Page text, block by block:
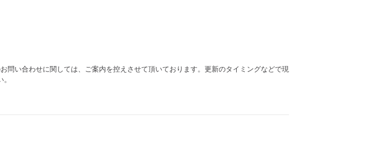
問い合わせに関しては、ご案内を控えさせて頂いております。更新のタイミングなどで現